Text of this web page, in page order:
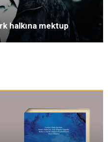
halkına mektup